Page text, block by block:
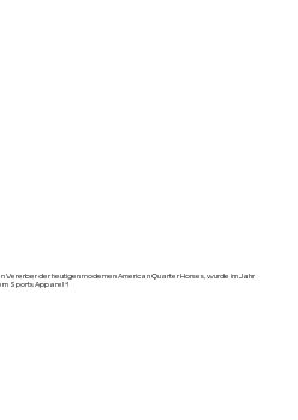
Vererber der heutigen modernen American Quarter Horses, wurde im Jahr
Sports Apparel“!